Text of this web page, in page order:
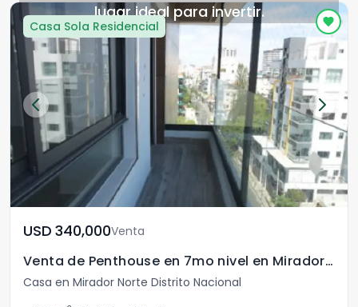
lugar ideal para invertir.
Casa Sola Residencial
USD	340,000Venta
Venta de Penthouse en 7mo nivel en Mirador Norte
Casa en Mirador Norte Distrito Nacional